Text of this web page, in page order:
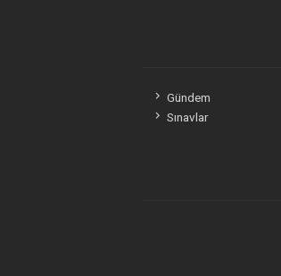
Gündem
Sınavlar